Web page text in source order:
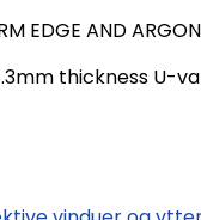
EDGE AND
thickness U-